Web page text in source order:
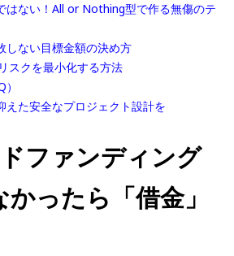
はない！All or Nothing型で作る無傷のテ
しない目標金額の決め方
スクを最小化する方法
えた安全なプロジェクト設計を
ファンディング
ったら「借金」